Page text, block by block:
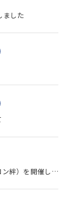
した
）を開催します